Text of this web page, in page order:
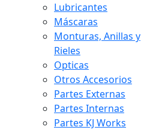
Lubricantes
Máscaras
Monturas, Anillas y
Rieles
Opticas
Otros Accesorios
Partes Externas
Partes Internas
Partes KJ Works